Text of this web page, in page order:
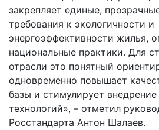
закрепляет единые,
требования к экологичности и
энергоэффективности жилья,
национальные практики. Для
отрасли это понятный
одновременно повышает
базы и стимулирует
технологий», – отметил
Росстандарта Антон Шалаев.